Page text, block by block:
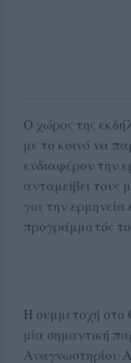
Ο χώρος της
με το κοινό να
ενδιαφέρον την
ανταμείβει τους
για την
προγράμματός
Η συμμετοχή στο
μία σημαντική
Αναγνωστηρίου